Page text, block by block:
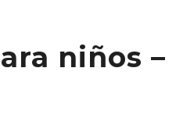
niños